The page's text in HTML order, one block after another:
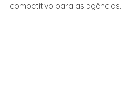
competitivo para as agências.